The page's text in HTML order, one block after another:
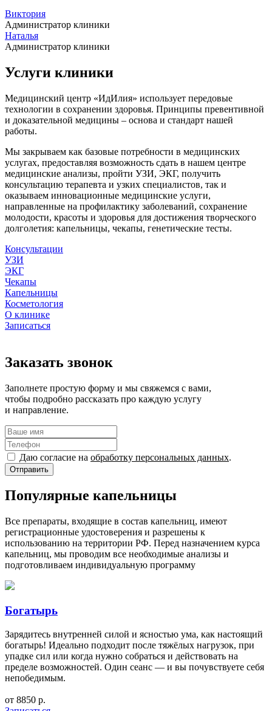
Виктория
Администратор клиники
Наталья
Администратор клиники
Услуги клиники
Медицинский центр «ИдИлия» использует передовые
технологии в сохранении здоровья. Принципы превентивной
и доказательной медицины – основа и стандарт нашей
работы.
Мы закрываем как базовые потребности в медицинских
услугах, предоставляя возможность сдать в нашем центре
медицинские анализы, пройти УЗИ, ЭКГ, получить
консультацию терапевта и узких специалистов, так и
оказываем инновационные медицинские услуги,
направленные на профилактику заболеваний, сохранение
молодости, красоты и здоровья для достижения творческого
долголетия: капельницы, чекапы, генетические тесты.
Консультации
УЗИ
ЭКГ
Чекапы
Капельницы
Косметология
О клинике
Записаться
Заказать звонок
Заполнете простую форму и мы свяжемся с вами,
чтобы подробно рассказать про каждую услугу
и направление.
Даю согласие на обработку персональных данных.
Популярные капельницы
Все препараты, входящие в состав капельниц, имеют
регистрационные удостоверения и разрешены к
использованию на территории РФ. Перед назначением курса
капельниц, мы проводим все необходимые анализы и
подготовливаем индивидуальную программу
Богатырь
Зарядитесь внутренней силой и ясностью ума, как настоящий
богатырь! Идеально подходит после тяжёлых нагрузок, при
упадке сил или когда нужно собраться и действовать на
пределе возможностей. Один сеанс — и вы почувствуете себя
непобедимым.
от 8850 р.